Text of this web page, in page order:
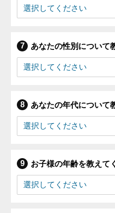
あなたの性別について
あなたの年代について
お子様の年齢を教えて